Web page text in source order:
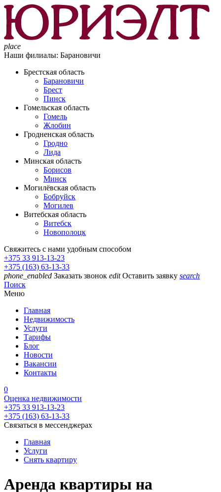
place
Наши филиалы: Барановичи
Брестская область
Барановичи
Брест
Пинск
Гомельская область
Гомель
Жлобин
Гродненская область
Гродно
Лида
Минская область
Борисов
Минск
Могилёвская область
Бобруйск
Могилев
Витебская область
Витебск
Новополоцк
Свяжитесь с нами удобным способом
+375 33 913-13-23
+375 (163) 63-13-33
phone_enabled Заказать звонок edit Оставить заявку search
Поиск
Меню
Главная
Недвижимость
Услуги
Тарифы
Блог
Новости
Вакансии
Контакты
0
Оценка недвижимости
+375 33 913-13-23
+375 (163) 63-13-33
Связаться в мессенджерах
Главная
Услуги
Снять квартиру
Аренда квартиры на